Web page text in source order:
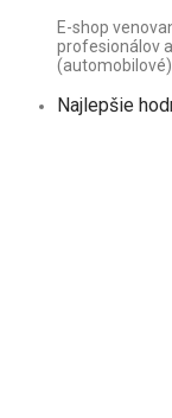
E-shop
profesionálov
Najlepšie